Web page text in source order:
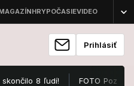
Prihlásiť
8 ľudí! FOTO Pozrite, v